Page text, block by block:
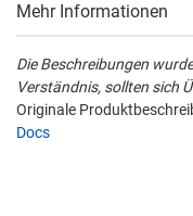
Mehr Informationen
Die Beschreibungen
Verständnis, sollten sich
Originale
Docs